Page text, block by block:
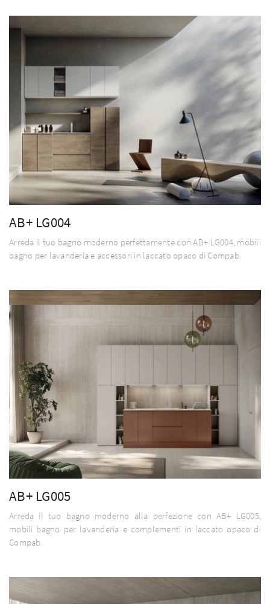
AB+ LG004
Arreda il tuo bagno moderno perfettamente con AB+ LG004, mobili
bagno per lavanderia e accessori in laccato opaco di Compab.
AB+ LG005
Arreda il tuo bagno moderno alla perfezione con AB+ LG005,
mobili bagno per lavanderia e complementi in laccato opaco di
Compab.